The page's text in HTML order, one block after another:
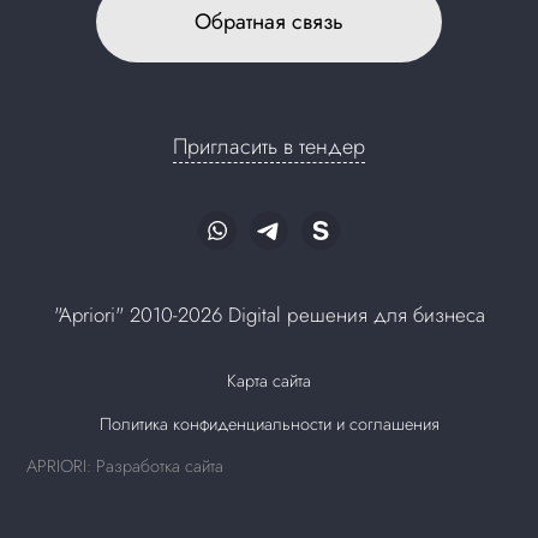
Обратная связь
Пригласить в тендер
"Apriori" 2010-2026 Digital решения для бизнеса
Карта сайта
Политика конфиденциальности и соглашения
APRIORI: Разработка сайта